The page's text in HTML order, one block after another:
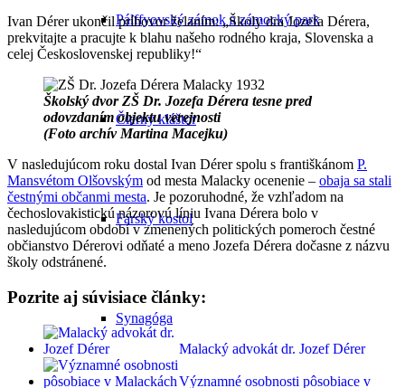
Pálffyovský zámok a zámocký park
Čierny kláštor
Farský kostol
Synagóga
Ivan Dérer ukončil príhovor želaním: „Školy dra Jozefa Dérera,
prekvitajte a pracujte k blahu našeho rodného kraja, Slovenska a
celej Československej republiky!“
Školský dvor ZŠ Dr. Jozefa Dérera tesne pred
odovzdaním objektu verejnosti
(Foto archív Martina Macejku)
V nasledujúcom roku dostal Ivan Dérer spolu s františkánom P.
Mansvétom Olšovským od mesta Malacky ocenenie – obaja sa stali
čestnými občanmi mesta. Je pozoruhodné, že vzhľadom na
čechoslovakistickú názorovú líniu Ivana Dérera bolo v
nasledujúcom období v zmenených politických pomeroch čestné
občianstvo Dérerovi odňaté a meno Jozefa Dérera dočasne z názvu
školy odstránené.
Pozrite aj súvisiace články:
Malacký advokát dr. Jozef Dérer
Významné osobnosti pôsobiace v